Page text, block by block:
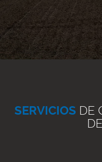
SERVICIOS DE